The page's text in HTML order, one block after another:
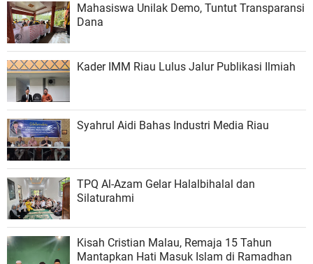
Mahasiswa Unilak Demo, Tuntut Transparansi
Dana
Kader IMM Riau Lulus Jalur Publikasi Ilmiah
Syahrul Aidi Bahas Industri Media Riau
TPQ Al-Azam Gelar Halalbihalal dan
Silaturahmi
Kisah Cristian Malau, Remaja 15 Tahun
Mantapkan Hati Masuk Islam di Ramadhan